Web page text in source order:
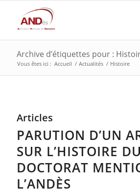
Archive d’étiquettes pour :
Vous êtes ici : Accueil / Actualités / Histoire
Articles
PARUTION D’UN
SUR L’HISTOIRE DU
DOCTORAT
L’ANDÈS